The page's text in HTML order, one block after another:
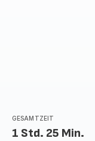
GESAMTZEIT
1 Std. 25 Min.